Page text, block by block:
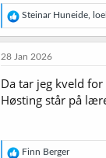
R
e
a
o
n
:
Steinar Huneide
28 Jan 2026
Da tar jeg kveld for
Høsting står på
R
Finn Berger